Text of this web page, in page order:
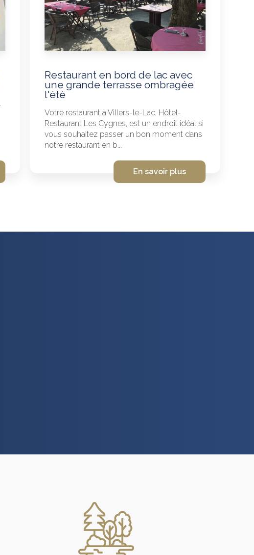
Restaurant en bord de lac avec
une grande terrasse ombragée
l'été
Votre restaurant à Villers-le-Lac, Hôtel-
Restaurant Les Cygnes, est un endroit idéal si
vous souhaitez passer un bon moment dans
notre restaurant en b...
En savoir plus